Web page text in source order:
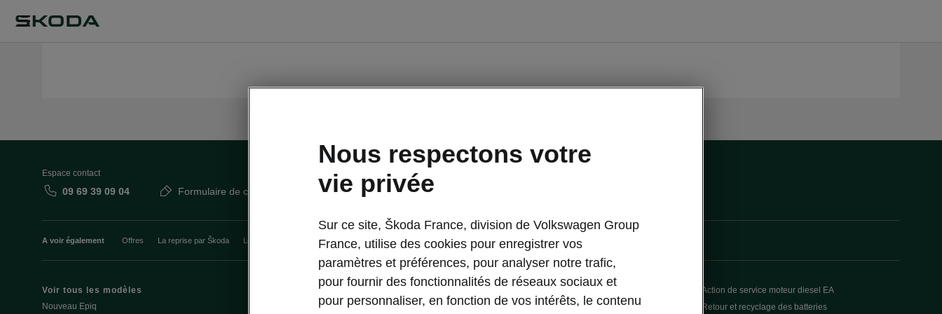
Espace contact
09 69 39 09 04 Formulaire de contact
A voir également Offres La reprise par Škoda Le stock par Škoda Occasions E-brochures et tarifs
Voir tous les modèles
Nouveau Epiq
Offres et financement
Le leasing Epiq par Škoda
Nos modèles pour professionnels
Action de service moteur diesel EA
Retour et recyclage des batteries
Nous respectons votre
vie privée
Sur ce site, Škoda France, division de Volkswagen Group
France, utilise des cookies pour enregistrer vos
paramètres et préférences, pour analyser notre trafic,
pour fournir des fonctionnalités de réseaux sociaux et
pour personnaliser, en fonction de vos intérêts, le contenu